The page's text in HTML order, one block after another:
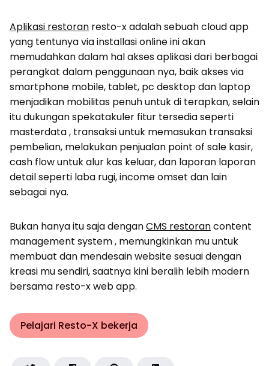
Aplikasi restoran resto-x adalah sebuah cloud app
yang tentunya via installasi online ini akan
memudahkan dalam hal akses aplikasi dari berbagai
perangkat dalam penggunaan nya, baik akses via
smartphone mobile, tablet, pc desktop dan laptop
menjadikan mobilitas penuh untuk di terapkan, selain
itu dukungan spekatakuler fitur tersedia seperti
masterdata , transaksi untuk memasukan transaksi
pembelian, melakukan penjualan point of sale kasir,
cash flow untuk alur kas keluar, dan laporan laporan
detail seperti laba rugi, income omset dan lain
sebagai nya.
Bukan hanya itu saja denganCMS restorancontent
management system , memungkinkan mu untuk
membuat dan mendesain website sesuai dengan
kreasi mu sendiri, saatnya kini beralih lebih modern
bersama resto-x web app.
Pelajari Resto-X bekerja